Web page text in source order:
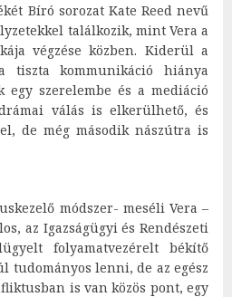
Bíró sorozat Kate Reed nevű
találkozik, mint Vera a
végzése közben. Kiderül a
tiszta kommunikáció hiánya
szerelembe és a mediáció
válás is elkerülhető, és
de még második nászútra is
módszer- meséli Vera –
az Igazságügyi és Rendészeti
folyamatvezérelt békítő
tudományos lenni, de az egész
is van közös pont, egy